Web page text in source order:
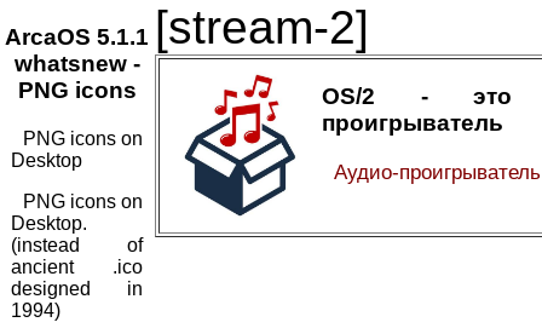
ArcaOS 5.1.1
whatsnew -
PNG icons
PNG icons on
Desktop
PNG icons on
Desktop.
(instead of
ancient .ico
designed in
1994)
[stream-2]
OS/2 - это
проигрыватель
Аудио-